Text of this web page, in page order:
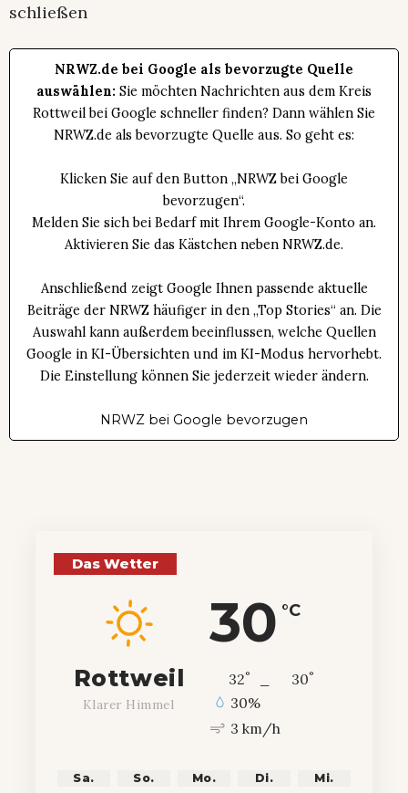
schließen
NRWZ.de bei Google als bevorzugte Quelle
auswählen: Sie möchten Nachrichten aus dem Kreis
Rottweil bei Google schneller finden? Dann wählen Sie
NRWZ.de als bevorzugte Quelle aus. So geht es:
Klicken Sie auf den Button „NRWZ bei Google
bevorzugen“.
Melden Sie sich bei Bedarf mit Ihrem Google-Konto an.
Aktivieren Sie das Kästchen neben NRWZ.de.
Anschließend zeigt Google Ihnen passende aktuelle
Beiträge der NRWZ häufiger in den „Top Stories“ an. Die
Auswahl kann außerdem beeinflussen, welche Quellen
Google in KI-Übersichten und im KI-Modus hervorhebt.
Die Einstellung können Sie jederzeit wieder ändern.
NRWZ bei Google bevorzugen
Das Wetter
30 °C
Rottweil
Klarer Himmel
32° 30°
30%
3 km/h
Sa. So. Mo. Di. Mi.